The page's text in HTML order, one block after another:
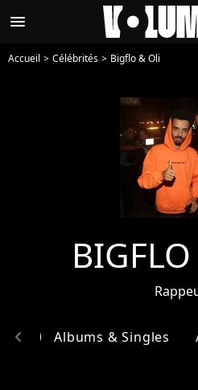
menu
Accueil Célébrités Bigflo & Oli
Albums & Singles
chevron_left